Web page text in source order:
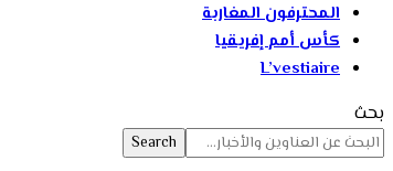
المحترفون المغاربة
كأس أمم إفريقيا
L’vestiaire
بحث